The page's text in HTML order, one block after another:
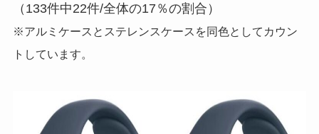
（133件中22件/全体の17％の割合）
※アルミケースとステレンスケースを同色としてカウン
トしています。